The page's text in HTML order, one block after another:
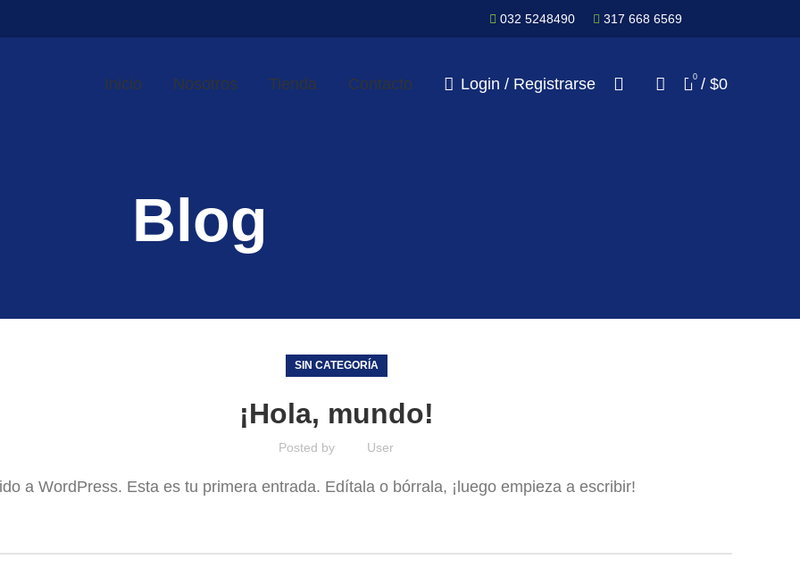
032 5248490 317 668 6569
Inicio Nosotros Tienda Contacto Login / Registrarse 0 / $0
Blog
SIN CATEGORÍA
¡Hola, mundo!
Posted by User
a WordPress. Esta es tu primera entrada. Edítala o bórrala, ¡luego empieza a escribir!